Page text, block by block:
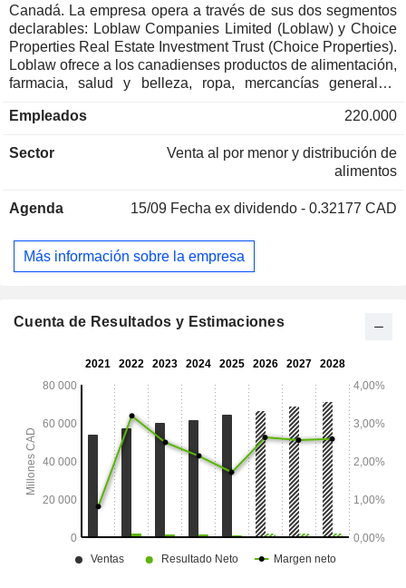
Canadá. La empresa opera a través de sus dos segmentos
declarables: Loblaw Companies Limited (Loblaw) y Choice
Properties Real Estate Investment Trust (Choice Properties).
Loblaw ofrece a los canadienses productos de alimentación,
farmacia, salud y belleza, ropa, mercancías generales,
inalámbricos. Choice Properties posee, gestiona y
comerciales y residenciales en todo Canadá.
Empleados 220.000
Sector
Venta al por menor y distribución de
alimentos
Agenda 15/09 Fecha ex dividendo - 0.32177 CAD
Más información sobre la empresa
Cuenta de Resultados y Estimaciones